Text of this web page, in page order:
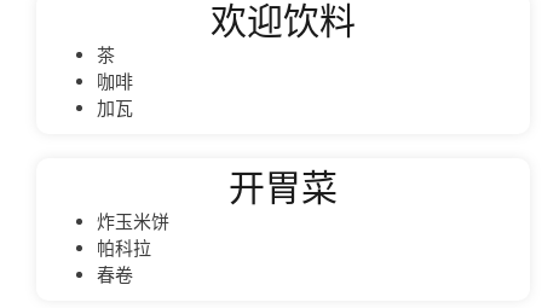
欢迎饮料
茶
咖啡
加瓦
开胃菜
炸玉米饼
帕科拉
春卷